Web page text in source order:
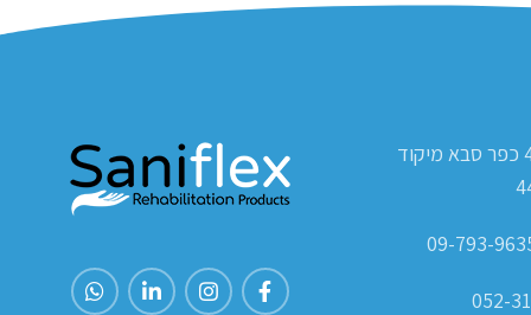
ת.ד 420 כפר סבא מיקוד
052-